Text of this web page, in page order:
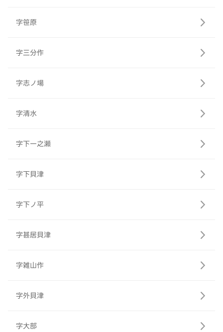
字笹原
字三分作
字志ノ場
字清水
字下一之瀬
字下貝津
字下ノ平
字甚居貝津
字雑山作
字外貝津
字大部